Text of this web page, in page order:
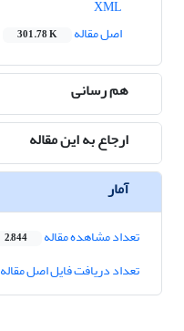
اصل مقاله
301.78 K
هم رسانی
ارجاع به این مقاله
آمار
تعداد مشاهده مقاله 2,844
تعداد دریافت فایل اصل مقاله